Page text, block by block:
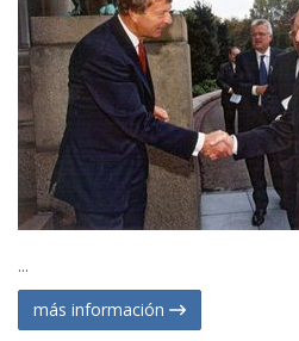
...
más información